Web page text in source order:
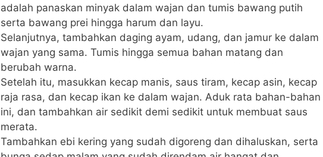
adalah panaskan minyak dalam wajan dan tumis bawang putih
serta bawang prei hingga harum dan layu.
Selanjutnya, tambahkan daging ayam, udang, dan jamur ke dalam
wajan yang sama. Tumis hingga semua bahan matang dan
berubah warna.
Setelah itu, masukkan kecap manis, saus tiram, kecap asin, kecap
raja rasa, dan kecap ikan ke dalam wajan. Aduk rata bahan-bahan
ini, dan tambahkan air sedikit demi sedikit untuk membuat saus
merata.
Tambahkan ebi kering yang sudah digoreng dan dihaluskan, serta